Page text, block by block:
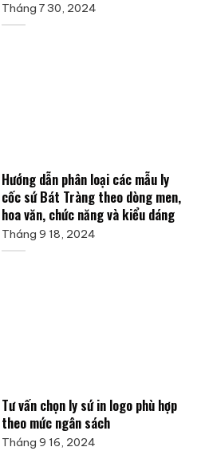
Tháng 7 30, 2024
Hướng dẫn phân loại các mẫu ly
cốc sứ Bát Tràng theo dòng men,
hoa văn, chức năng và kiểu dáng
Tháng 9 18, 2024
Tư vấn chọn ly sứ in logo phù hợp
theo mức ngân sách
Tháng 9 16, 2024